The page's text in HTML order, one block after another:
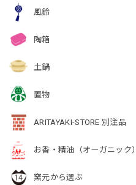
風鈴
陶箱
土鍋
置物
ARITAYAKI-STORE 別注品
お香・精油（オーガニック）
窯元から選ぶ